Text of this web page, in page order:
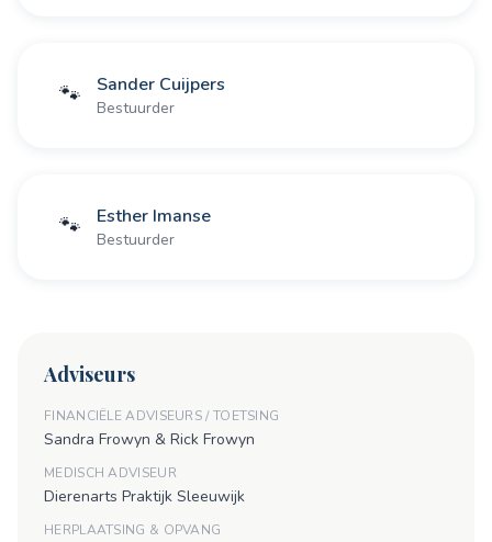
🐾 Sander Cuijpers
Bestuurder
🐾 Esther Imanse
Bestuurder
Adviseurs
FINANCIËLE ADVISEURS / TOETSING
Sandra Frowyn & Rick Frowyn
MEDISCH ADVISEUR
Dierenarts Praktijk Sleeuwijk
HERPLAATSING & OPVANG